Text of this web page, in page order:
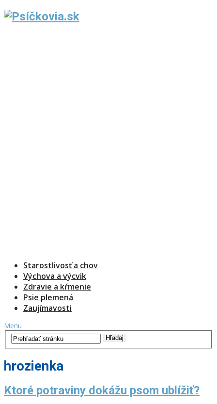
Starostlivosť a chov
Výchova a výcvik
Zdravie a kŕmenie
Psie plemená
Zaujímavosti
Menu
hrozienka
Ktoré potraviny dokážu psom ublížiť?